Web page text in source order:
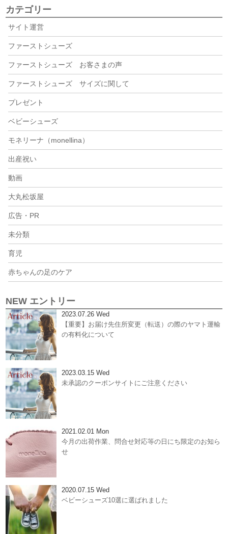
カテゴリー
サイト運営
ファーストシューズ
ファーストシューズ お客さまの声
ファーストシューズ サイズに関して
プレゼント
ベビーシューズ
モネリーナ（monellina）
出産祝い
動画
大丸松坂屋
広告・PR
未分類
育児
赤ちゃんの足のケア
NEW エントリー
2023.07.26 Wed
【重要】お届け先住所変更（転送）の際のヤマト運輸
の有料化について
2023.03.15 Wed
未承認のクーポンサイトにご注意ください
2021.02.01 Mon
今月の出荷作業、問合せ対応等の日にち限定のお知ら
せ
2020.07.15 Wed
ベビーシューズ10選に選ばれました